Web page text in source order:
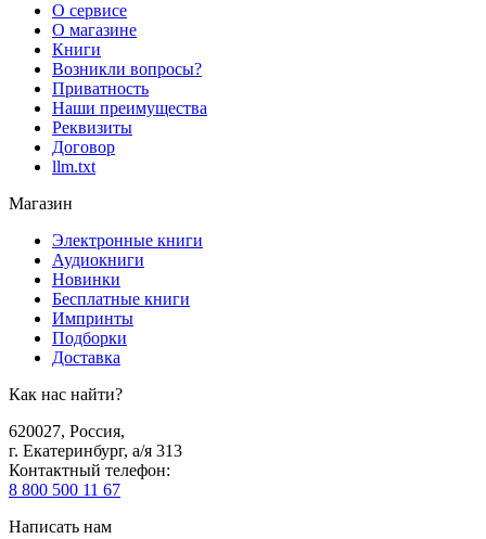
О сервисе
О магазине
Книги
Возникли вопросы?
Приватность
Наши преимущества
Реквизиты
Договор
llm.txt
Магазин
Электронные книги
Аудиокниги
Новинки
Бесплатные книги
Импринты
Подборки
Доставка
Как нас найти?
620027, Россия,
г. Екатеринбург, а/я 313
Контактный телефон:
8 800 500 11 67
Написать нам